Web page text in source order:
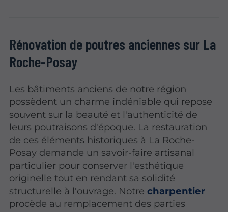
Rénovation de poutres anciennes sur La
Roche-Posay
Les bâtiments anciens de notre région
possèdent un charme indéniable qui repose
souvent sur la beauté et l'authenticité de
leurs poutraisons d'époque. La restauration
de ces éléments historiques à La Roche-
Posay demande un savoir-faire artisanal
particulier pour conserver l'esthétique
originelle tout en rendant sa solidité
structurelle à l'ouvrage. Notrecharpentier
procède au remplacement des parties